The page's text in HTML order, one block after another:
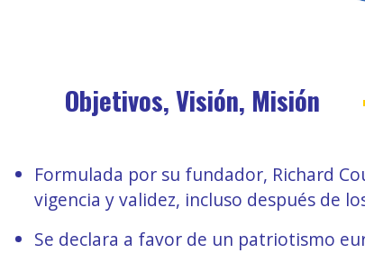
Objetivos, Visión, Misión
Formulada por su fundador, Richard
vigencia y validez, incluso después de
Se declara a favor de un patriotismo